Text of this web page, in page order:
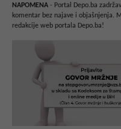
NAPOMENA - Portal Depo.ba
komentar bez najave i objašnjenja.
redakcije web portala Depo.ba!